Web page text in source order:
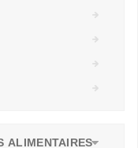
ALIMENTAIRES